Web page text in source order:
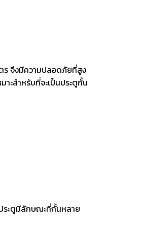
ร จึงมีความปลอดภัยที่สูง
ะสำหรับที่จะเป็นประตูกั้น
ระตูมีลักษณะที่กั้นหลาย